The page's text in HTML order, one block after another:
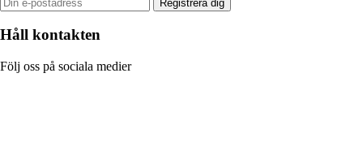
Registrera dig
Håll kontakten
Följ oss på sociala medier